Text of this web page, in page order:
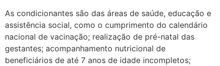
As condicionantes são das áreas de saúde, educação e
assistência social, como o cumprimento do calendário
nacional de vacinação; realização de pré-natal das
gestantes; acompanhamento nutricional de
beneficiários de até 7 anos de idade incompletos;